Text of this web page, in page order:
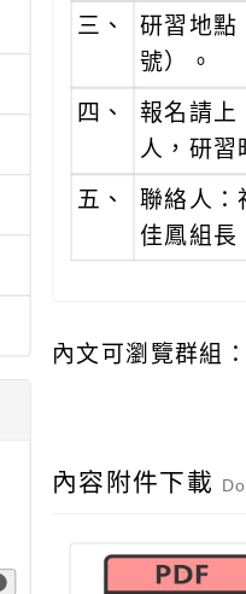
三、
研習地點
號）。
四、
報名請上
人，研習
五、
聯絡人：
佳鳳組長
內文可瀏覽群組：
內容附件下載